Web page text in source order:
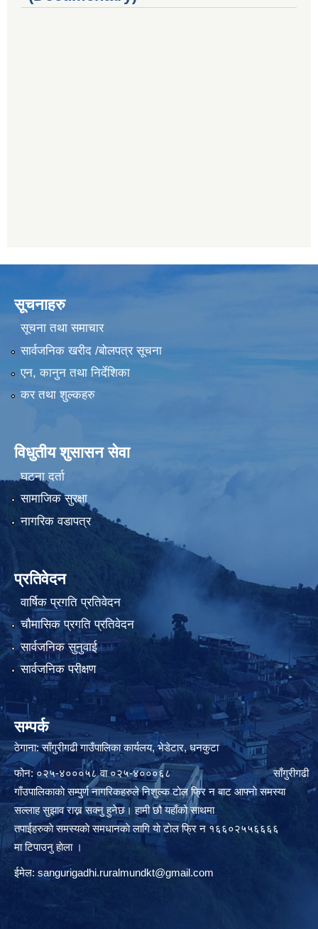
सूचनाहरु
सूचना तथा समाचार
सार्वजनिक खरीद /बोलपत्र सूचना
एन, कानुन तथा निर्देशिका
कर तथा शुल्कहरु
विधुतीय शुसासन सेवा
घटना दर्ता
सामाजिक सुरक्षा
नागरिक वडापत्र
प्रतिवेदन
वार्षिक प्रगति प्रतिवेदन
चौमासिक प्रगति प्रतिवेदन
सार्वजनिक सुनुवाई
सार्वजनिक परीक्षण
सम्पर्क
ठेगाना: साँगुरीगढी गाउँपालिका कार्यलय, भेडेटार, धनकुटा
फोन: ०२५-४०००५८ वा ०२५-४०००६८ साँगुरीगढी
गाँउपालिकाकाे सम्पुर्ण नागरिकहरुले निशुल्क टाेल फ्रि न बाट आफ्नाे समस्या
सल्लाह सुझाव राख्न सक्नु हुनेछ। हामी छौ यहाँको साथमा
तपाईहरुकाे समस्यकाे समधानकाे लागि याे टाेल फ्रि न १६६०२५५६६६६
मा टिपाउनु हाेला ।
ईमेल: sangurigadhi.ruralmundkt@gmail.com